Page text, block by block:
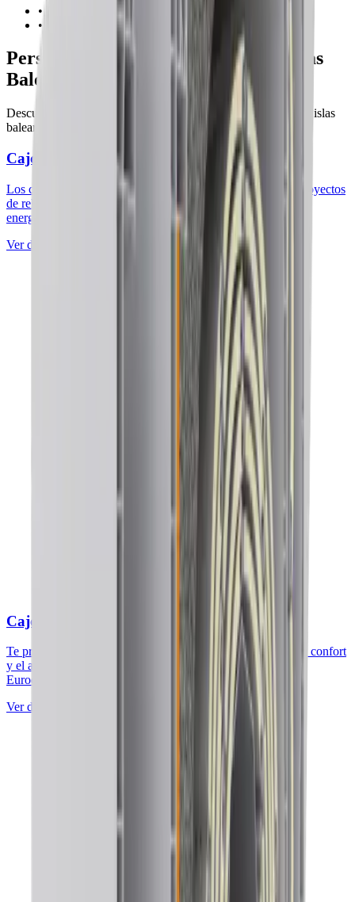
• Uniformidad estética entre elementos
• Ideal para obras que requieren eficiencia y estética
Persianas enrollables y cajones en Islas
Baleares
Descubre más opciones de
persianas enrollables y cajones en islas
baleares
Cajones de PVC Eurodecor
Los cajones de PVC Eurodecor son la solución ideal para proyectos
de rehabilitación o reforma que buscan mejorar la eficiencia
energética y el confort...
Ver detalles
Cajones de PVC Eurodecor Passive
Te presentamos nuestras últimas innovaciones al servicio del confort
y el ahorro energético.Las versiones Passive de los cajones
Eurodecor 200 y Euros...
Ver detalles